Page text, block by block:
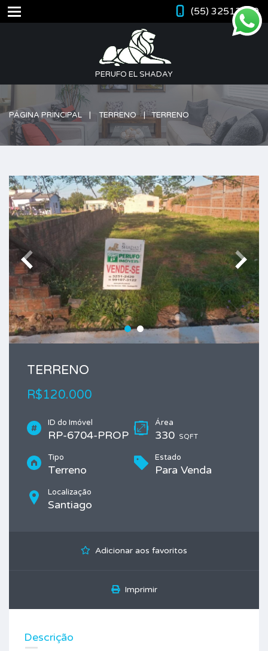
(55) 32512420
PERUFO EL SHADAY
PÁGINA PRINCIPAL TERRENO TERRENO
TERRENO
R$120.000
ID do Imóvel
RP-6704-PROP
Área
330 SQFT
Tipo
Terreno
Estado
Para Venda
Localização
Santiago
Adicionar aos favoritos
Imprimir
Descrição